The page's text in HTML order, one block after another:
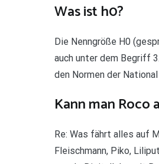
Was ist h0?
Die Nenngröße H0
auch unter dem Begriff
den Normen der
Kann man Roco
Re: Was fährt alles auf
Fleischmann, Piko,